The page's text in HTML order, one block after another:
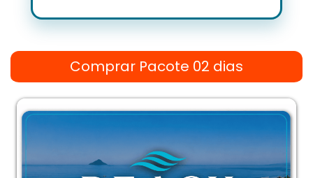
Comprar Pacote 02 dias